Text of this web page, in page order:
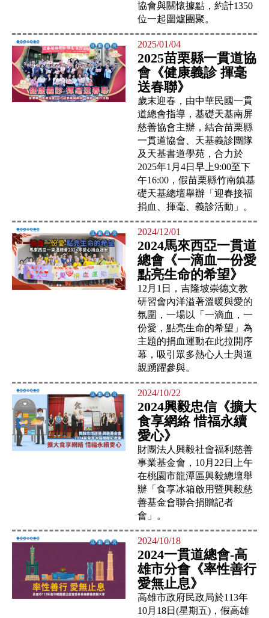
協會與關懷據點，約計1350
位一起圍爐團聚。
2025/01/04
2025苗栗縣一貫道協
會《健康義診 揮毫
送春聯》
歲末迎春，由中華民國一貫
道總會指導，基礎天基南屏
慈善協會主辦，結合苗栗縣
一貫道協會、天基義診團隊
及天基書道學苑，合力於
2025年1月4日早上9:00至下
午16:00，假苗栗縣竹南鎮基
礎天基總壇舉辦「迎春接福
捐血、揮毫、義診活動」。
2024/12/01
2024馬來西亞一貫道
總會《一滴血一份愛
點亮生命的希望》
12月1日，吉隆坡崇德文教
研習會內洋溢著溫暖與愛的
氛圍，一場以「一滴血，一
份愛，點亮生命的希望」為
主題的捐血運動在此拉開序
幕，吸引眾多熱心人士與道
親踴躍參與。
2024/10/22
2024興毅忠信《擴大
食享網絡 惜福永續
愛心》
財團法人興毅社會福利慈善
事業基金會，10月22日上午
在桃園市龍潭區興毅總壇舉
辦「食享冰箱啟用暨興毅慈
善基金會聯合捐贈記者
會」。
2024/10/18
2024一貫道總會-高
雄市分會《率性善行
愛無止息》
高雄市政府民政局於113年
10月18日(星期五)，假高雄